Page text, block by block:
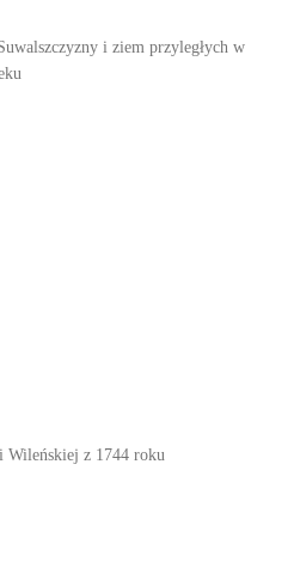
i ziem przyległych w
Wileńskiej z 1744 roku